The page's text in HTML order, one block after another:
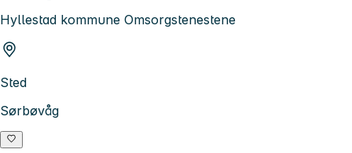
Hyllestad kommune Omsorgstenestene
Sted
Sørbøvåg